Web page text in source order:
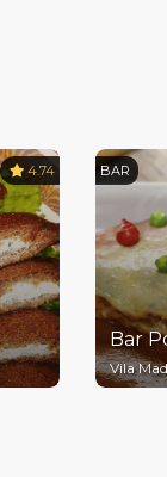
4.74 BAR
Bar
Vila